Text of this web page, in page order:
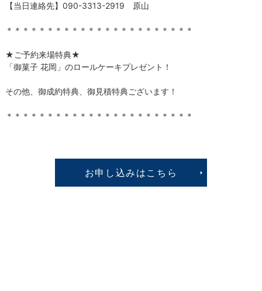
【当日連絡先】090-3313-2919 原山
＊＊＊＊＊＊＊＊＊＊＊＊＊＊＊＊＊＊＊＊＊＊＊
★ご予約来場特典★
「御菓子 花岡」のロールケーキプレゼント！
その他、御成約特典、御見積特典ございます！
＊＊＊＊＊＊＊＊＊＊＊＊＊＊＊＊＊＊＊＊＊＊＊
お申し込みはこちら